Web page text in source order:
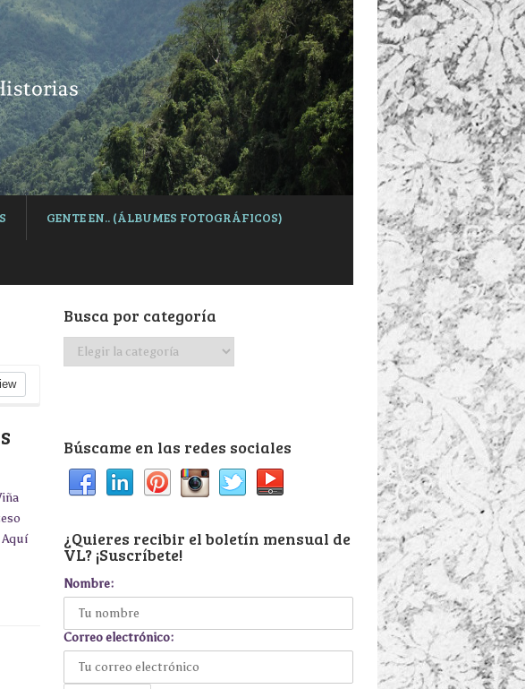
GENTE EN.. (ÁLBUMES FOTOGRÁFICOS)
Busca por categoría
Busca
Búscame en las redes sociales
¿Quieres recibir el boletín mensual de
VL? ¡Suscríbete!
Nombre:
Correo electrónico: